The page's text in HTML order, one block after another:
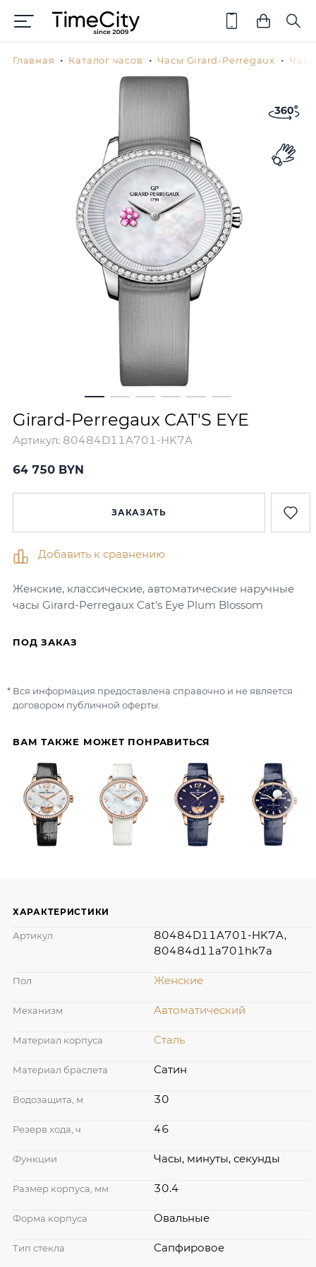
Главная Каталог часов Часы Girard-Perregaux Часы
Girard-Perregaux CAT'S EYE
Артикул: 80484D11A701-HK7A
Женские, классические, автоматические наручные
часы Girard-Perregaux Cat's Eye Plum Blossom
64 750 BYN
ЗАКАЗАТЬ
Добавить к сравнению
ВАМ ТАКЖЕ МОЖЕТ ПОНРАВИТЬСЯ
ПОД ЗАКАЗ
Вся информация предоставлена справочно и не является
договором публичной оферты.
ХАРАКТЕРИСТИКИ
Артикул
80484D11A701-HK7A,
80484d11a701hk7a
Пол Женские
Механизм Автоматический
Материал корпуса Сталь
Материал браслета Сатин
Водозащита, м 30
Резерв хода, ч 46
Функции Часы, минуты, секунды
Размер корпуса, мм 30.4
Форма корпуса Овальные
Тип стекла Сапфировое